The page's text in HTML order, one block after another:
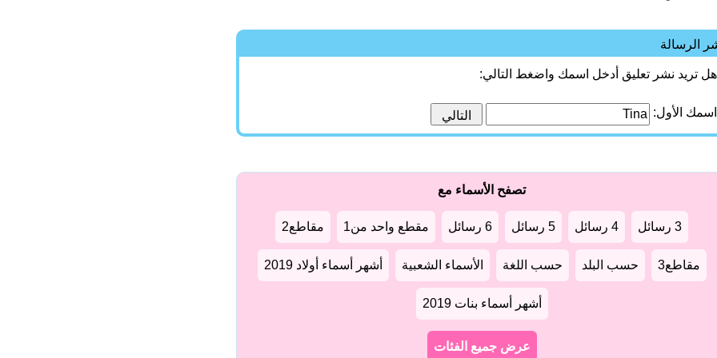
الرسالة
هل تريد نشر تعليق أدخل اسمك واضغط التالي:
اسمك الأول:
تصفح الأسماء مع
3 رسائل 4 رسائل 5 رسائل 6 رسائل مقطع واحد من1 مقاطع2
مقاطع3 حسب البلد حسب اللغة الأسماء الشعبية أشهر أسماء أولاد 2019
أشهر أسماء بنات 2019
عرض جميع الفئات